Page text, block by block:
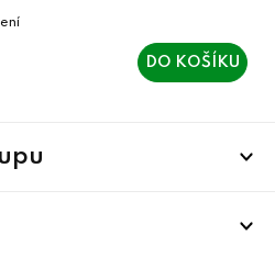
DO KOŠÍKU